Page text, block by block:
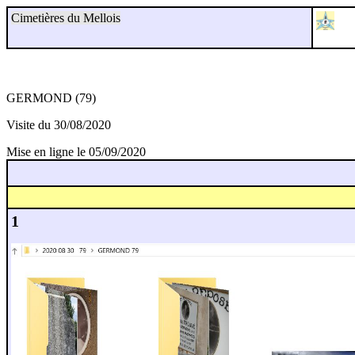
Cimetières du Mellois
GERMOND (79)
Visite du 30/08/2020
Mise en ligne le 05/09/2020
1